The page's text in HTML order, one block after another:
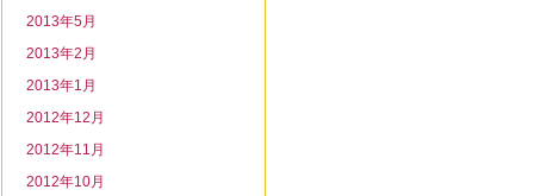
2013年5月
2013年2月
2013年1月
2012年12月
2012年11月
2012年10月